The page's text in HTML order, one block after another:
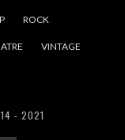
ROCK
VINTAGE
- 2021